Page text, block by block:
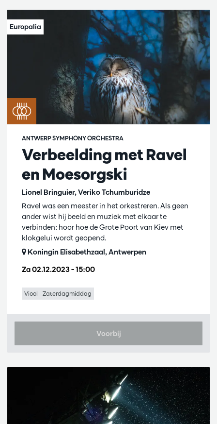
Verbeelding met Ravel
en Moesorgski
Lionel Bringuier, Veriko Tchumburidze
ANTWERP SYMPHONY ORCHESTRA
Za 02.12.2023– 15:00
Ravel was een meester in het orkestreren. Als geen
ander wist hij beeld en muziek met elkaar te
verbinden: hoor hoe de Grote Poort van Kiev met
klokgelui wordt geopend.
Koningin Elisabethzaal, Antwerpen
Viool Zaterdagmiddag
Voorbij